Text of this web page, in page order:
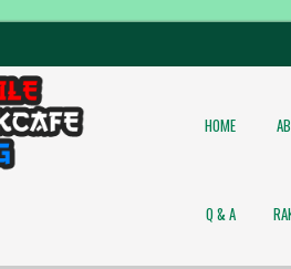
HOME
Q & A